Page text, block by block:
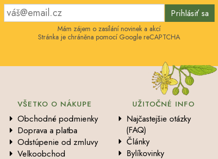
Prihlásiť sa
Mám zájem o zasílání novinek a akcí
Stránka je chráněna pomocí Google reCAPTCHA
VŠETKO O NÁKUPE
Obchodné podmienky
Doprava a platba
Odstúpenie od zmluvy
Velkoobchod
UŽITOČNÉ INFO
Najčastejšie otázky
(FAQ)
Články
Bylíkovinky